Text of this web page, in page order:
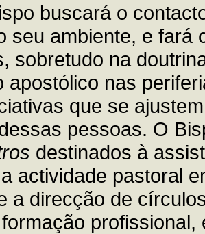
buscará o
seu ambiente, e fará
sobretudo na
apostólico nas
que se
pessoas. O
destinados à
actividade pastoral
a direcção de